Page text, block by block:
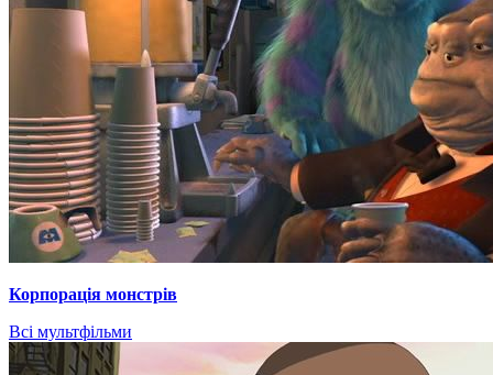
Корпорація монстрів
Всі мультфільми